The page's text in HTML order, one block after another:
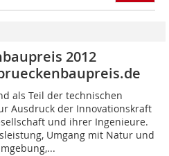
2012
als Teil der technischen
Ausdruck der Innovationskraft
und ihrer Ingenieure.
Umgang mit Natur und